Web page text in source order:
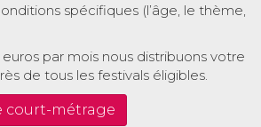
spécifiques (l’âge, le thème,
par mois nous distribuons votre
de tous les festivals éligibles.
court-métrage